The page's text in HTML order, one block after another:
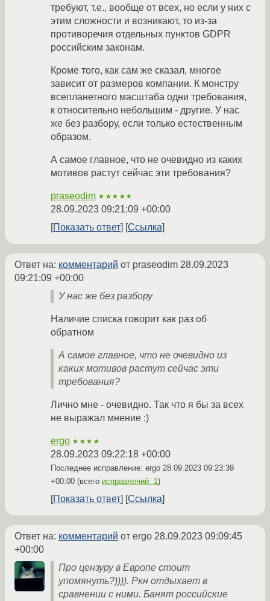
требуют, т.е., вообще от всех, но если у них с
этим сложности и возникают, то из-за
противоречия отдельных пунктов GDPR
российским законам.
Кроме того, как сам же сказал, многое
зависит от размеров компании. К монстру
всепланетного масштаба одни требования,
к относительно небольшим - другие. У нас
же без разбору, если только естественным
образом.
А самое главное, что не очевидно из каких
мотивов растут сейчас эти требования?
praseodim ★★★★★
28.09.2023 09:21:09 +00:00
Показать ответ
Ссылка
Ответ на: комментарий от praseodim 28.09.2023
09:21:09 +00:00
У нас же без разбору
Наличие списка говорит как раз об
обратном
А самое главное, что не очевидно из
каких мотивов растут сейчас эти
требования?
Лично мне - очевидно. Так что я бы за всех
не выражал мнение :)
ergo ★★★★
28.09.2023 09:22:18 +00:00
Последнее исправление: ergo 28.09.2023 09:23:39
+00:00 (всего исправлений: 1 )
Показать ответ Ссылка
Ответ на: комментарий от ergo 28.09.2023 09:09:45
+00:00
Про цензуру в Европе стоит
упомянуть?)))). Ркн отдыхает в
сравнении с ними. Банят российские